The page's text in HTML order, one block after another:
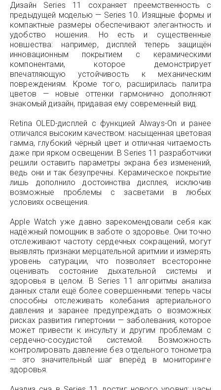
Дизайн Series 11 сохраняет преемственность с
предыдущей моделью — Series 10. Изящные формы и
компактные размеры обеспечивают элегантность и
удобство ношения. Но есть и существенные
новшества: например, дисплей теперь защищён
инновационным покрытием с керамическими
компонентами, которое демонстрирует
впечатляющую устойчивость к механическим
повреждениям. Кроме того, расширилась палитра
цветов — новые оттенки гармонично дополняют
знакомый дизайн, придавая ему современный вид.
Retina OLED-дисплей с функцией Always-On и ранее
отличался высоким качеством: насыщенная цветовая
гамма, глубокий чёрный цвет и отличная читаемость
даже при ярком освещении. В Series 11 разработчики
решили оставить параметры экрана без изменений,
ведь они и так безупречны. Керамическое покрытие
лишь дополнило достоинства дисплея, исключив
возможные проблемы с засветами в любых
условиях освещения.
Apple Watch уже давно зарекомендовали себя как
надёжный помощник в заботе о здоровье. Они точно
отслеживают частоту сердечных сокращений, могут
выявлять признаки мерцательной аритмии и измерять
уровень сатурации, что позволяет всесторонне
оценивать состояние дыхательной системы и
здоровья в целом. В Series 11 алгоритмы анализа
данных стали ещё более совершенными: теперь часы
способны отслеживать колебания артериального
давления и заранее предупреждать о возможных
рисках развития гипертонии — заболевания, которое
может привести к инсульту и другим проблемам с
сердечно-сосудистой системой. Возможность
контролировать давление без отдельного тонометра
— это значительный шаг вперёд в мониторинге
здоровья.